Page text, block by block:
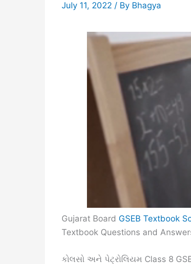
July 11, 2022 / By Bhagya
Gujarat Board GSEB Textbook
Textbook Questions and
કોલસો અને પેટ્રોલિયમ Class 8